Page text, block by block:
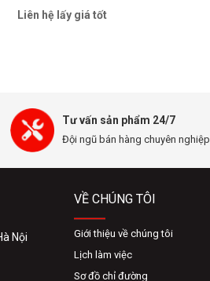
Liên hệ lấy giá tốt
Tư vấn sản phẩm 24/7
Đội ngũ bán hàng chuyên nghiệp
Nội
VỀ CHÚNG TÔI
Giới thiệu về chúng tôi
Lịch làm việc
Sơ đồ chỉ đường